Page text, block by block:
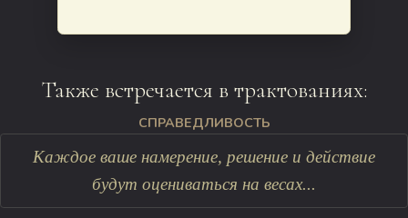
Также встречается в трактованиях:
СПРАВЕДЛИВОСТЬ
Каждое ваше намерение, решение и действие
будут оцениваться на весах...